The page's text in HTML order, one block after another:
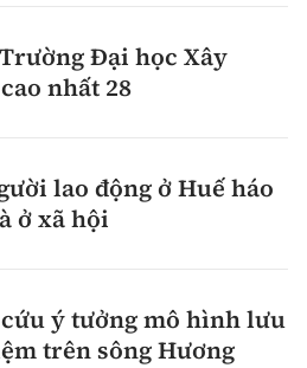
Đại học Xây
nhất 28
lao động ở Huế háo
ở xã hội
ý tưởng mô hình lưu
trên sông Hương